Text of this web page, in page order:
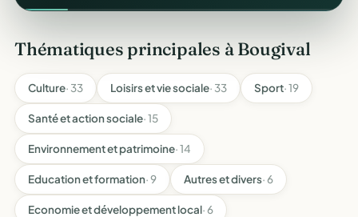
Thématiques principales à Bougival
Culture· 33 Loisirs et vie sociale· 33 Sport· 19
Santé et action sociale· 15
Environnement et patrimoine· 14
Education et formation· 9 Autres et divers· 6
Economie et développement local· 6